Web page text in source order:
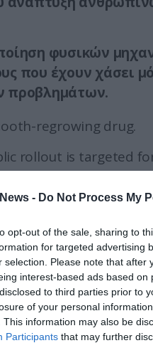
- Do Not Process My
opt-out of the sale, sharing to
for targeted advertising
selection. Please note that
interest-based ads based
to third parties prior to
of your personal
This information may also be
Participants that may further
φυσικών
που έχουν χάσει
προβλημάτων.
regrowing drug.
rollout is targeted
May 25, 2026
θα
για
θα πρόκειται
τελευταίων